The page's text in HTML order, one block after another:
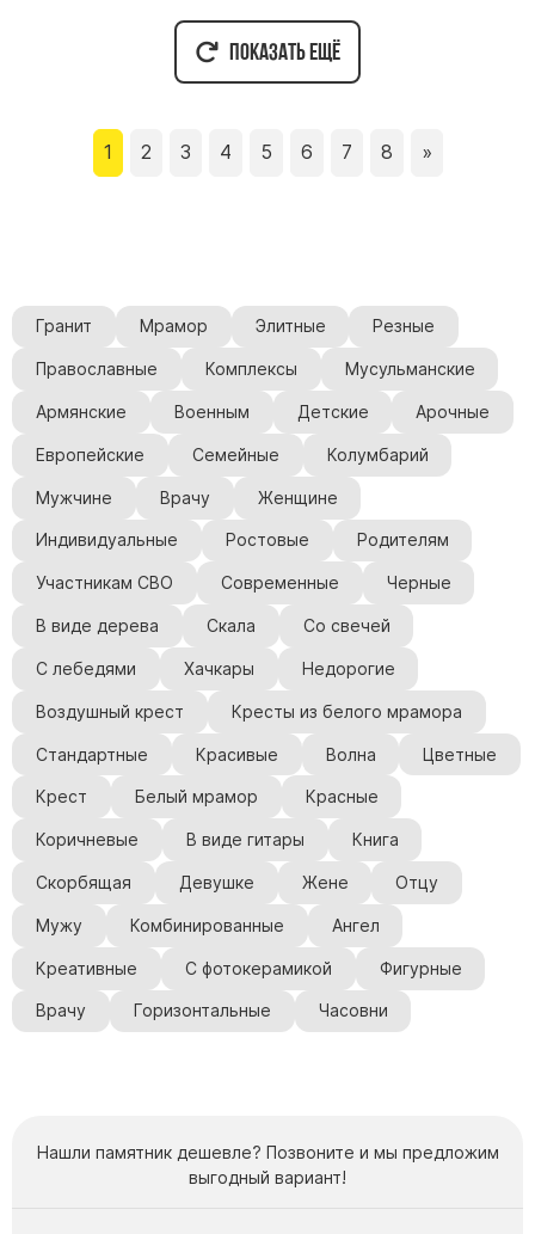
Показать ещё
1 2 3 4 5 6 7 8 »
Гранит Мрамор Элитные Резные
Православные Комплексы Мусульманские
Армянские Военным Детские Арочные
Европейские Семейные Колумбарий
Мужчине Врачу Женщине
Индивидуальные Ростовые Родителям
Участникам СВО Современные Черные
В виде дерева Скала Со свечей
С лебедями Хачкары Недорогие
Воздушный крест Кресты из белого мрамора
Стандартные Красивые Волна Цветные
Крест Белый мрамор Красные
Коричневые В виде гитары Книга
Скорбящая Девушке Жене Отцу
Мужу Комбинированные Ангел
Креативные С фотокерамикой Фигурные
Врачу Горизонтальные Часовни
Нашли памятник дешевле? Позвоните и мы предложим
выгодный вариант!